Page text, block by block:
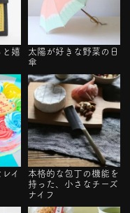
と嬉
太陽が好きな野菜の日
傘
イ
本格的な包丁の機能を
持った、小さなチーズ
ナイフ